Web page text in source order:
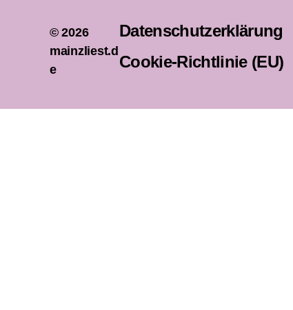
© 2026
mainzliest.d
e
Datenschutzerklärung
Cookie-Richtlinie (EU)